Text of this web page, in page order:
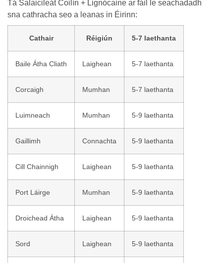
Tá Salaicileát Coilín + Lignócaine ar fáil le seachadadh
sna cathracha seo a leanas in Éirinn:
Cathair Réigiún 5-7 laethanta
Baile Átha Cliath Laighean 5-7 laethanta
Corcaigh Mumhan 5-7 laethanta
Luimneach Mumhan 5-9 laethanta
Gaillimh Connachta 5-9 laethanta
Cill Chainnigh Laighean 5-9 laethanta
Port Láirge Mumhan 5-9 laethanta
Droichead Átha Laighean 5-9 laethanta
Sord Laighean 5-9 laethanta